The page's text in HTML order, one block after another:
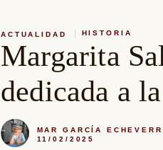
ACTUALIDAD HISTORIA
Margarita
dedicada a
MAR GARCÍA
11/02/2025